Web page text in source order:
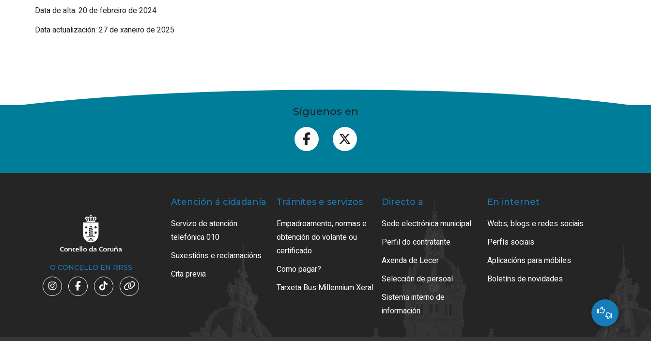
Data de alta: 20 de febreiro de 2024
Data actualización: 27 de xaneiro de 2025
Síguenos en
O CONCELLO EN RRSS
Atención á cidadanía
Servizo de atención
telefónica 010
Suxestións e reclamacións
Cita previa
Trámites e servizos
Empadroamento, normas e
obtención do volante ou
certificado
Como pagar?
Tarxeta Bus Millennium Xeral
Directo a
Sede electrónica municipal
Perfil do contratante
Axenda de Lecer
Selección de persoal
Sistema interno de
información
En internet
Webs, blogs e redes sociais
Perfís sociais
Aplicacións para móbiles
Boletíns de novidades